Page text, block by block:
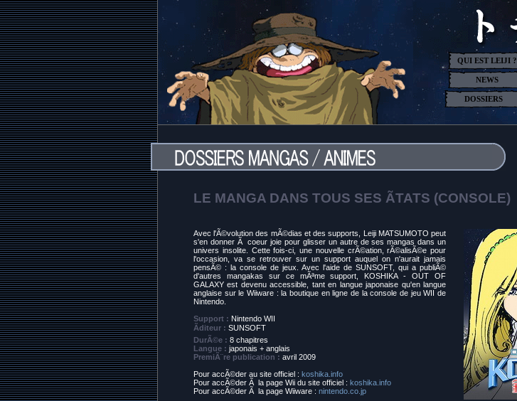
QUI EST LEIJI ?
NEWS
DOSSIERS
LE MANGA DANS TOUS SES ÃTATS (CONSOLE)
Avec l'Ã©volution des mÃ©dias et des supports, Leiji MATSUMOTO peut
s'en donner Ã coeur joie pour glisser un autre de ses mangas dans un
univers insolite. Cette fois-ci, une nouvelle crÃ©ation, rÃ©alisÃ©e pour
l'occasion, va se retrouver sur un support auquel on n'aurait jamais
pensÃ© : la console de jeux. Avec l'aide de SUNSOFT, qui a publiÃ©
d'autres mangakas sur ce mÃªme support, KOSHIKA - OUT OF
GALAXY est devenu accessible, tant en langue japonaise qu'en langue
anglaise sur le Wiiware : la boutique en ligne de la console de jeu WII de
Nintendo.
Support : Nintendo WII
Ãditeur : SUNSOFT
DurÃ©e : 8 chapitres
Langue : japonais + anglais
PremiÃ¨re publication : avril 2009
Pour accÃ©der au site officiel : koshika.info
Pour accÃ©der Ã la page Wii du site officiel : koshika.info
Pour accÃ©der Ã la page Wiiware : nintendo.co.jp